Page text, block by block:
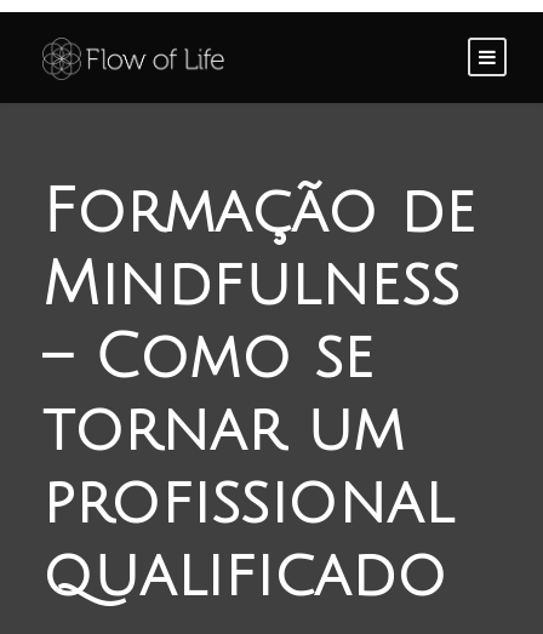
Formação de
Mindfulness
– Como se
tornar um
profissional
qualificado